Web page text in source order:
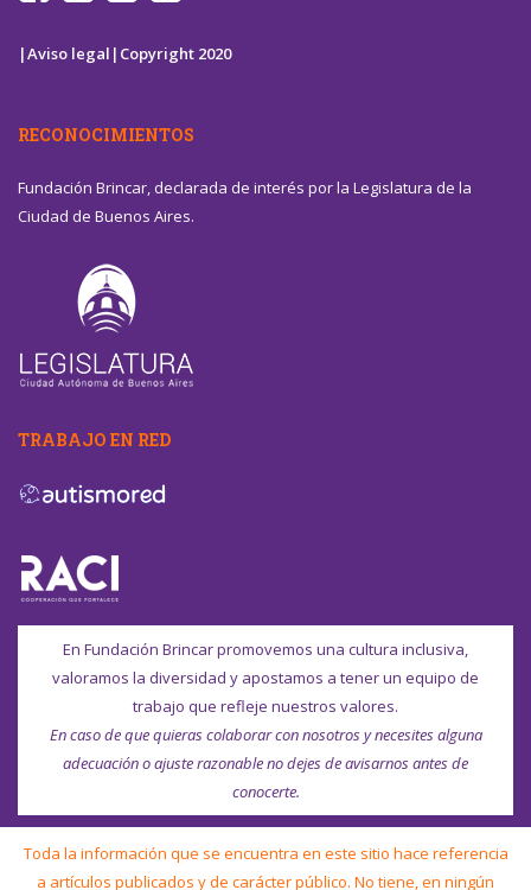
|Aviso legal| Copyright 2020
RECONOCIMIENTOS
Fundación Brincar, declarada de interés por la Legislatura de la
Ciudad de Buenos Aires.
TRABAJO EN RED
En Fundación Brincar promovemos una cultura inclusiva,
valoramos la diversidad y apostamos a tener un equipo de
trabajo que refleje nuestros valores.
En caso de que quieras colaborar con nosotros y necesites alguna
adecuación o ajuste razonable no dejes de avisarnos antes de
conocerte.
Toda la información que se encuentra en este sitio hace referencia
a artículos publicados y de carácter público. No tiene, en ningún